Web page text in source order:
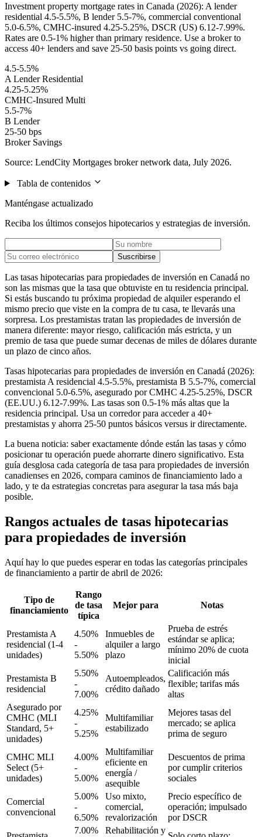
Investment property mortgage rates in Canada (2026): A lender
residential 4.5-5.5%, B lender 5.5-7%, commercial conventional
5.0-6.5%, CMHC-insured 4.25-5.25%, DSCR (US) 6.12-7.99%.
Rates are 0.5-1% higher than primary residence. Use a broker to
access 40+ lenders and save 25-50 basis points vs going direct.
4.5-5.5%
A Lender Residential
4.25-5.25%
CMHC-Insured Multi
5.5-7%
B Lender
25-50 bps
Broker Savings
Source: LendCity Mortgages broker network data, July 2026.
Tabla de contenidos
Manténgase actualizado
Reciba los últimos consejos hipotecarios y estrategias de inversión.
Suscribirse
Las tasas hipotecarias para propiedades de inversión en Canadá no
son las mismas que la tasa que obtuviste en tu residencia principal.
Si estás buscando tu próxima propiedad de alquiler esperando el
mismo precio que viste en la compra de tu casa, te llevarás una
sorpresa. Los prestamistas tratan las propiedades de inversión de
manera diferente: mayor riesgo, calificación más estricta, y un
premio de tasa que puede sumar decenas de miles de dólares durante
un plazo de cinco años.
Tasas hipotecarias para propiedades de inversión en Canadá (2026):
prestamista A residencial 4.5-5.5%, prestamista B 5.5-7%, comercial
convencional 5.0-6.5%, asegurado por CMHC 4.25-5.25%, DSCR
(EE.UU.) 6.12-7.99%. Las tasas son 0.5-1% más altas que la
residencia principal. Usa un corredor para acceder a 40+
prestamistas y ahorra 25-50 puntos básicos versus ir directamente.
La buena noticia: saber exactamente dónde están las tasas y cómo
posicionar tu operación puede ahorrarte dinero significativo. Esta
guía desglosa cada categoría de tasa para propiedades de inversión
canadienses en 2026, compara caminos de financiamiento lado a
lado, y te da estrategias concretas para asegurar la tasa más baja
posible.
Rangos actuales de tasas hipotecarias
para propiedades de inversión
Aquí hay lo que puedes esperar en todas las categorías principales
de financiamiento a partir de abril de 2026:
Tipo de
financiamiento
Rango
de tasa
típica
Mejor para Notas
Prestamista A
residencial (1-4
unidades)
4.50%
-
5.50%
Inmuebles de
alquiler a largo
plazo
Prueba de estrés
estándar se aplica;
mínimo 20% de cuota
inicial
Prestamista B
residencial
5.50%
-
7.00%
Autoempleados,
crédito dañado
Calificación más
flexible; tarifas más
altas
Asegurado por
CMHC (MLI
Standard, 5+
unidades)
4.25%
-
5.25%
Multifamiliar
estabilizado
Mejores tasas del
mercado; se aplica
prima de seguro
CMHC MLI
Select (5+
unidades)
4.00%
-
5.00%
Multifamiliar
eficiente en
energía /
asequible
Descuentos de prima
por cumplir criterios
sociales
Comercial
convencional
5.00%
-
6.50%
Uso mixto,
comercial,
revalorización
Precio específico de
operación; impulsado
por DSCR
7.00%
Rehabilitación y